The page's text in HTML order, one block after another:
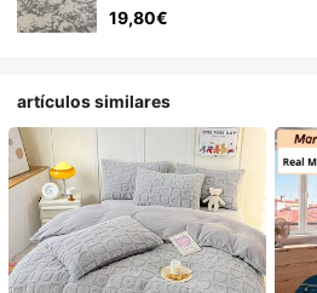
19,80€
artículos similares